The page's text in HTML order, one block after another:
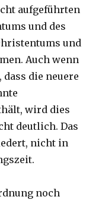
aufgeführten
und des
und
Auch wenn
die neuere
wird dies
deutlich. Das
nicht in
noch